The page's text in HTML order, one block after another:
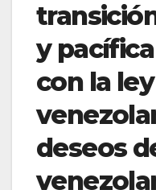
y
con la
deseos